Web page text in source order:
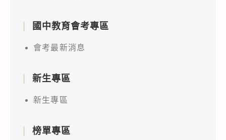
國中教育會考專區
會考最新消息
新生專區
新生專區
榜單專區